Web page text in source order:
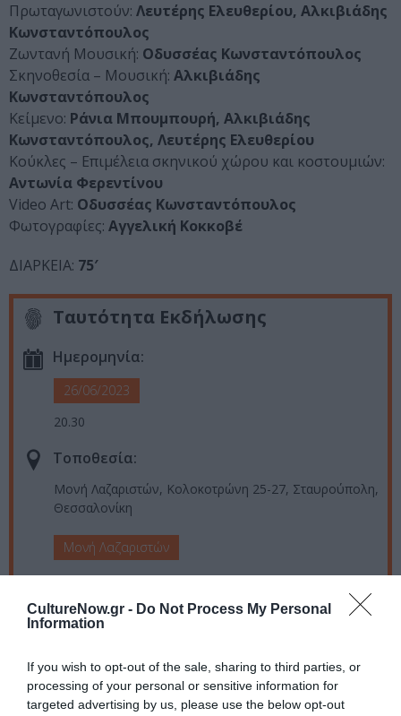
CultureNow.gr - Do Not Process My Personal
Information
If you wish to opt-out of the sale, sharing to third parties, or
processing of your personal or sensitive information for
targeted advertising by us, please use the below opt-out
Πρωταγωνιστούν: Λευτέρης Ελευθερίου, Αλκιβιάδης
Κωνσταντόπουλος
Ζωντανή Μουσική: Οδυσσέας Κωνσταντόπουλος
Σκηνοθεσία – Μουσική: Αλκιβιάδης
Κωνσταντόπουλος
Κείμενο: Ράνια Μπουμπουρή, Αλκιβιάδης
Κωνσταντόπουλος, Λευτέρης Ελευθερίου
Κούκλες – Επιμέλεια σκηνικού χώρου και κοστουμιών:
Αντωνία Φερεντίνου
Video Art: Οδυσσέας Κωνσταντόπουλος
Φωτογραφίες: Αγγελική Κοκκοβέ
ΔΙΑΡΚΕΙΑ: 75′
Ταυτότητα Εκδήλωσης
Ημερομηνία:
26/06/2023
20.30
Τοποθεσία:
Μονή Λαζαριστών, Κολοκοτρώνη 25-27, Σταυρούπολη,
Θεσσαλονίκη
Μονή Λαζαριστών
Προπώληση: 10€ | Ταμείο: 12€
Πληροφορίες / Κρατήσεις:
monilazariston.gr